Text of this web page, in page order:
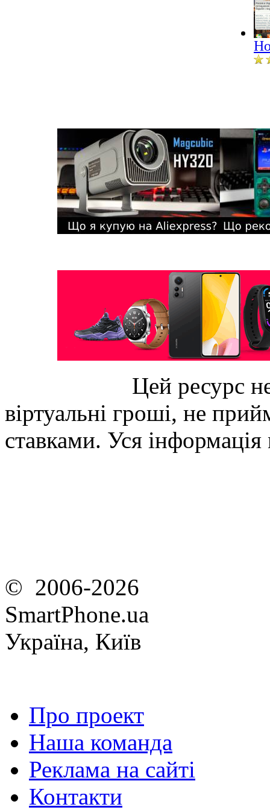
Цей ресурс
віртуальні гроші, не
ставками. Уся
© 2006-2026
SmartPhone.ua
Україна, Київ
Про проект
Наша команда
Реклама на сайті
Контакти